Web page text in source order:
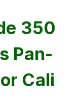
350
Pan-
Cali